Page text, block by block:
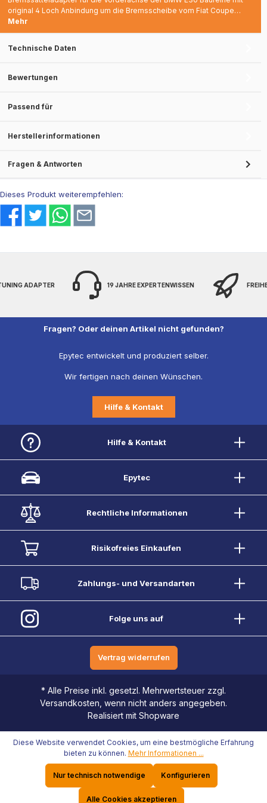
original 4 Loch Anbindung um die Bremsscheibe vom Fiat Coupe…
Mehr
Technische Daten
Bewertungen
Passend für
Herstellerinformationen
Fragen & Antworten
Dieses Produkt weiterempfehlen:
ADAPTER 19 JAHRE EXPERTENWISSEN
Fragen? Oder deinen Artikel nicht gefunden?
Epytec entwickelt und produziert selber.
Wir fertigen nach deinen Wünschen.
Hilfe & Kontakt
Hilfe & Kontakt
Epytec
Rechtliche Informationen
Risikofreies Einkaufen
Zahlungs- und Versandarten
Folge uns auf
Vertrag widerrufen
* Alle Preise inkl. gesetzl. Mehrwertsteuer zzgl.
Versandkosten, wenn nicht anders angegeben.
Realisiert mit Shopware
Diese Website verwendet Cookies, um eine bestmögliche Erfahrung
bieten zu können. Mehr Informationen ...
Nur technisch notwendige Konfigurieren
Alle Cookies akzeptieren